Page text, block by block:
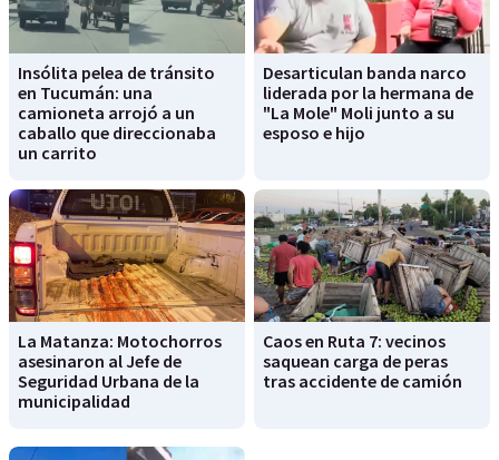
Insólita pelea de tránsito
en Tucumán: una
camioneta arrojó a un
caballo que direccionaba
un carrito
Desarticulan banda narco
liderada por la hermana de
"La Mole" Moli junto a su
esposo e hijo
La Matanza: Motochorros
asesinaron al Jefe de
Seguridad Urbana de la
municipalidad
Caos en Ruta 7: vecinos
saquean carga de peras
tras accidente de camión